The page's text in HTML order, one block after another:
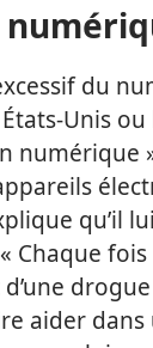
du
Unis
numérique
qu’il
Chaque
d’une
aider